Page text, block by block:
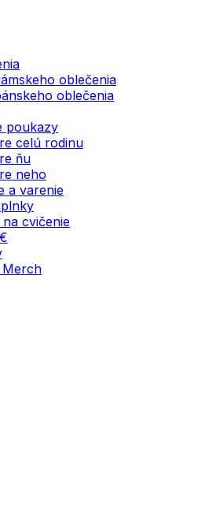
oblečenia
oblečenia
poukazy
celú rodinu
ňu
neho
a varenie
cvičenie
Merch